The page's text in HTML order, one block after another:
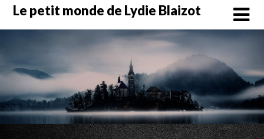
SkipLe petit monde de Lydie Blaizot